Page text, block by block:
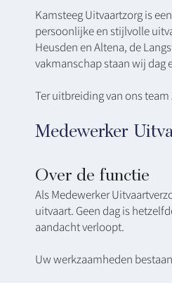
Kamsteeg Uitvaartzorg is
persoonlijke en stijlvolle
Heusden en Altena, de
vakmanschap staan wij dag
Ter uitbreiding van ons
Medewerker
Over de functie
Als Medewerker
uitvaart. Geen dag is
aandacht verloopt.
Uw werkzaamheden